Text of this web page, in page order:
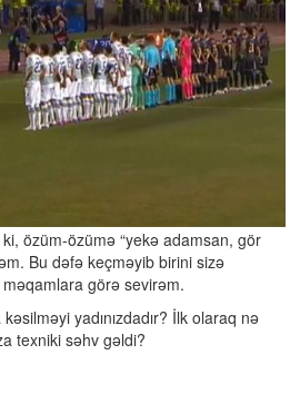
özüm-özümə “yekə adamsan, gör
Bu dəfə keçməyib birini sizə
görə sevirəm.
yadınızdadır? İlk olaraq nə
texniki səhv gəldi?